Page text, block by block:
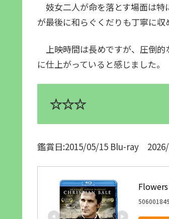
妓女二人が命を落とす場面は特
が最後に和らぐくだりも丁寧に収
上映時間は長めですが、圧倒的
に仕上がっていると感じました。
☆☆☆
鑑賞日:2015/05/15 Blu-ray